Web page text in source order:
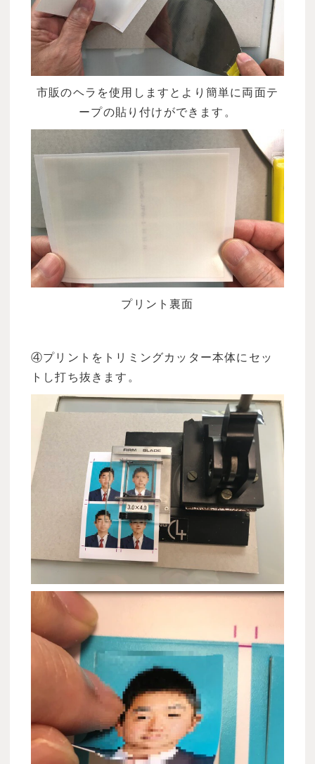
市販のヘラを使用しますとより簡単に両面テ
ープの貼り付けができます。
プリント裏面
④プリントをトリミングカッター本体にセッ
トし打ち抜きます。